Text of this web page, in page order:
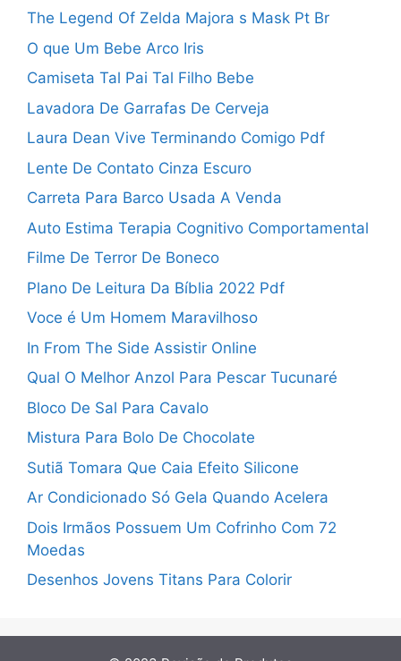
The Legend Of Zelda Majora s Mask Pt Br
O que Um Bebe Arco Iris
Camiseta Tal Pai Tal Filho Bebe
Lavadora De Garrafas De Cerveja
Laura Dean Vive Terminando Comigo Pdf
Lente De Contato Cinza Escuro
Carreta Para Barco Usada A Venda
Auto Estima Terapia Cognitivo Comportamental
Filme De Terror De Boneco
Plano De Leitura Da Bíblia 2022 Pdf
Voce é Um Homem Maravilhoso
In From The Side Assistir Online
Qual O Melhor Anzol Para Pescar Tucunaré
Bloco De Sal Para Cavalo
Mistura Para Bolo De Chocolate
Sutiã Tomara Que Caia Efeito Silicone
Ar Condicionado Só Gela Quando Acelera
Dois Irmãos Possuem Um Cofrinho Com 72
Moedas
Desenhos Jovens Titans Para Colorir